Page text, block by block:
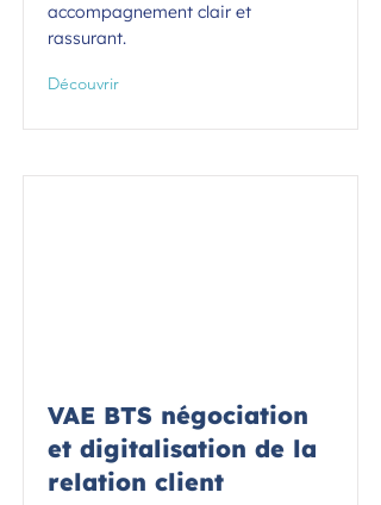
accompagnement clair et
rassurant.
Découvrir
VAE BTS négociation
et digitalisation de la
relation client